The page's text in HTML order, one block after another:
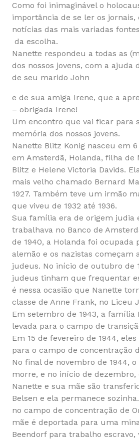
Como foi inimaginável o
importância de se ler os jornais,
notícias das mais variadas
da escolha.
Nanette respondeu a todas as
dos nossos jovens, com a ajuda
de seu marido John
e de sua amiga Irene, que a
– obrigada Irene!
Um encontro que vai ficar para
memória dos nossos jovens.
Nanette Blitz Konig nasceu em
em Amsterdã, Holanda, filha de
Blitz e Helene Victoria Davids.
mais velho chamado Bernard
1927. Também teve um irmão
que viveu de 1932 até 1936.
Sua família era de origem judia
trabalhava no Banco de
de 1940, a Holanda foi ocupada
alemão e os nazistas começam
judeus. No início de outubro de
judeus tinham que frequentar
é nessa ocasião que Nanette
classe de Anne Frank, no Liceu
Em setembro de 1943, a família
levada para o campo de
Em 15 de fevereiro de 1944,
para o campo de concentração
No final de novembro de 1944,
morre, e no início de dezembro,
Nanette e sua mãe são
Belsen e ela permanece
no campo de concentração de
mãe é deportada para uma
Beendorf para trabalho